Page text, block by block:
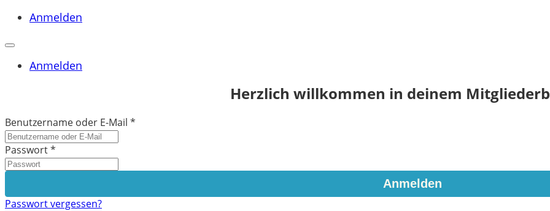
Anmelden
Anmelden
Herzlich willkommen in deinem
Benutzername oder E-Mail *
Passwort*
Passwort vergessen?